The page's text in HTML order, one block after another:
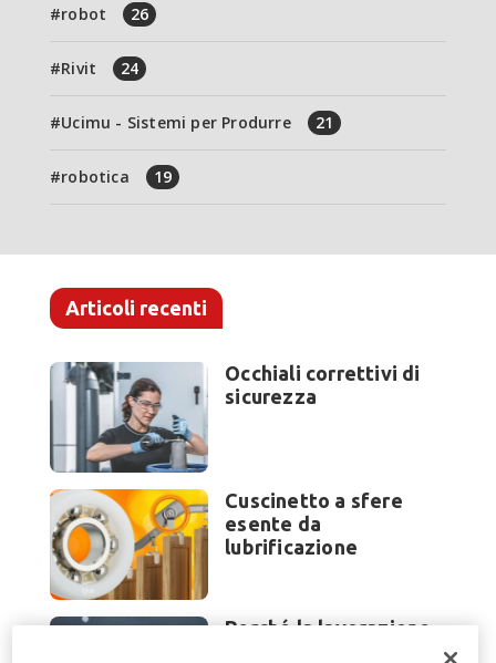
robot 26
Rivit 24
Ucimu - Sistemi per Produrre 21
robotica 19
Articoli recenti
Occhiali correttivi di
sicurezza
Cuscinetto a sfere
esente da
lubrificazione
Perché la lavorazione